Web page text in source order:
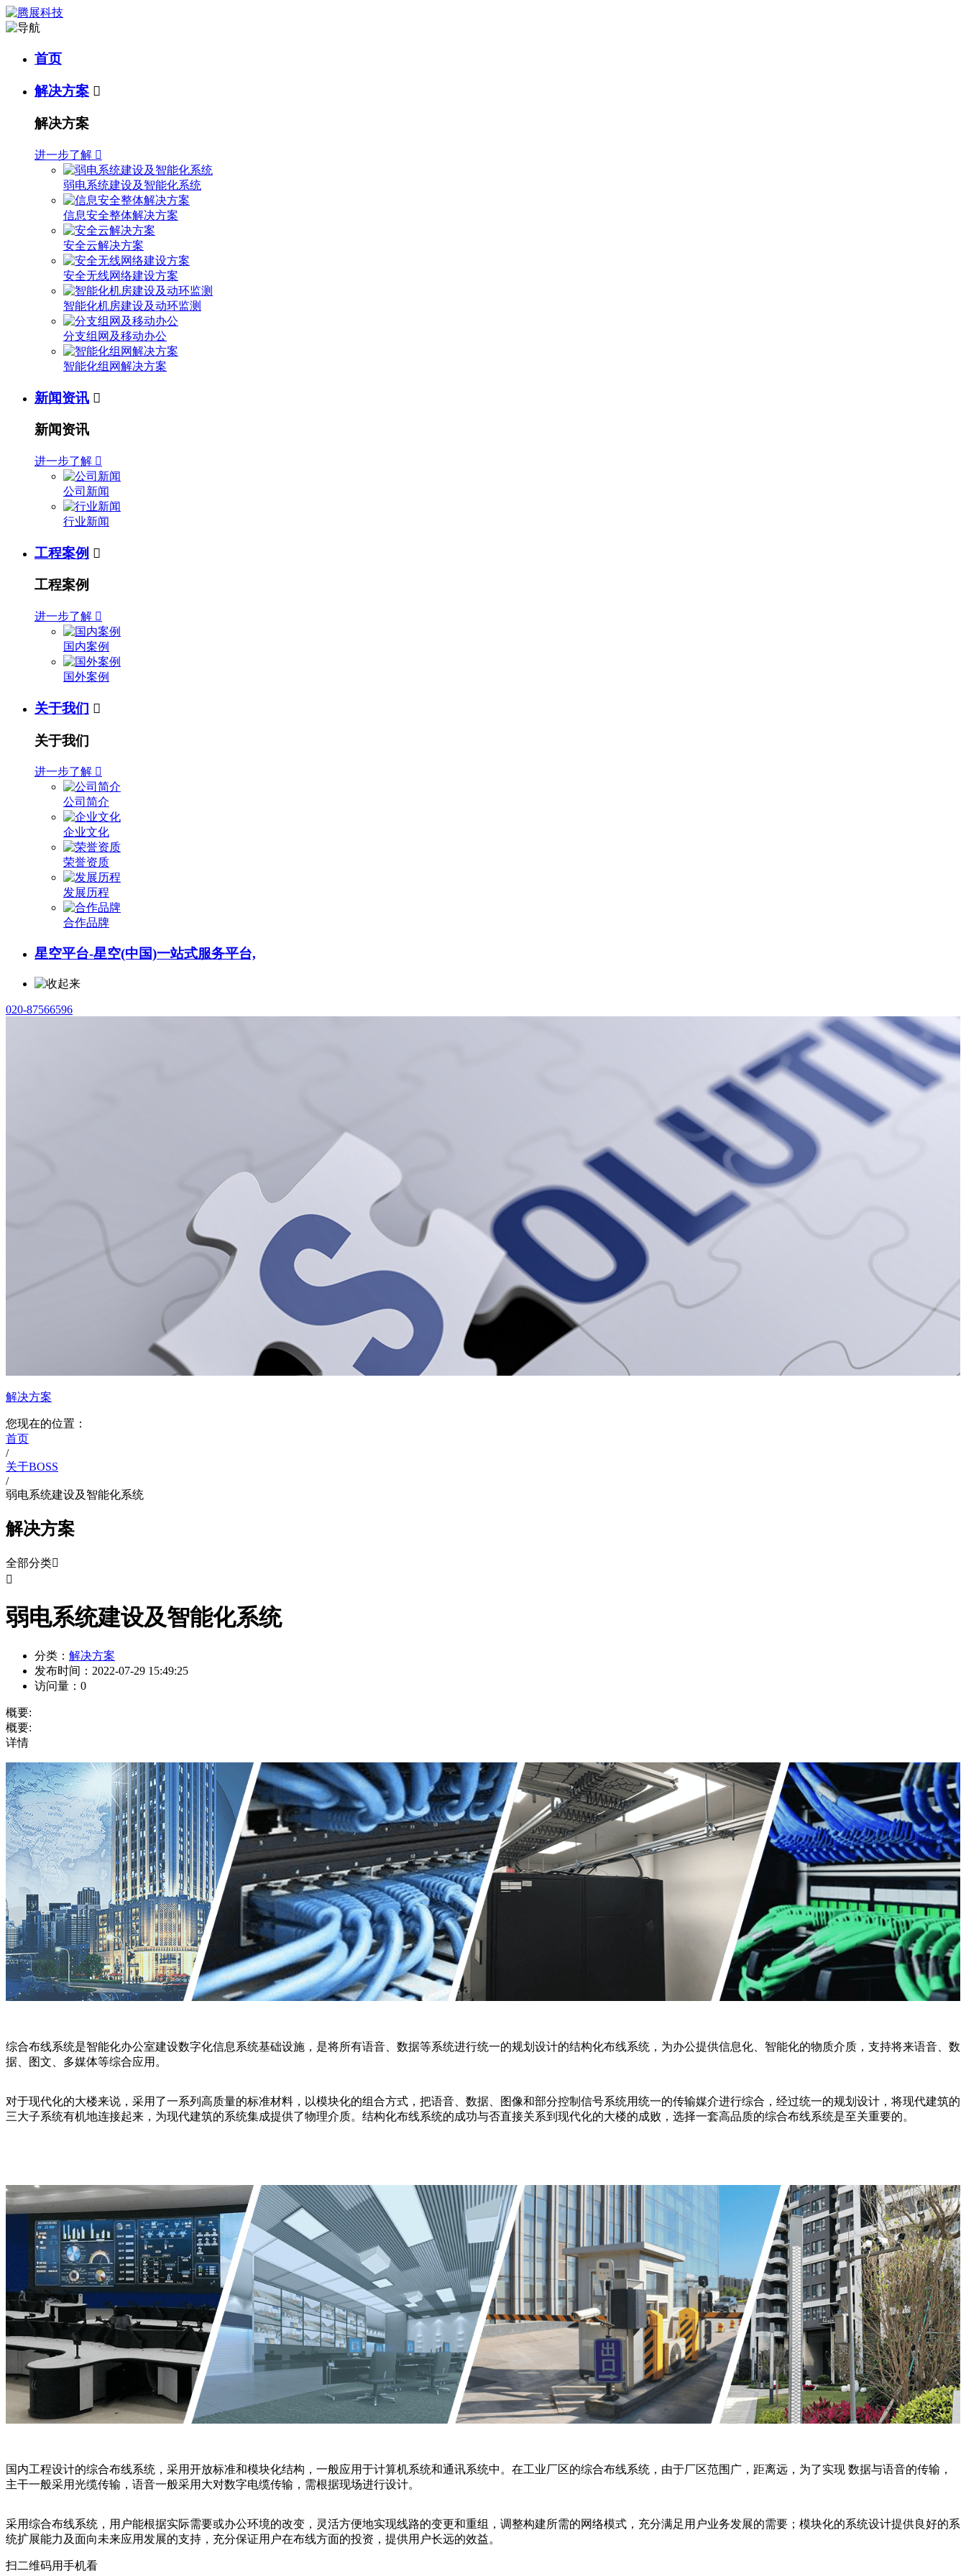
首页
解决方案 
解决方案
进一步了解 
弱电系统建设及智能化系统
信息安全整体解决方案
安全云解决方案
安全无线网络建设方案
智能化机房建设及动环监测
分支组网及移动办公
智能化组网解决方案
新闻资讯 
新闻资讯
进一步了解 
公司新闻
行业新闻
工程案例 
工程案例
进一步了解 
国内案例
国外案例
关于我们 
关于我们
进一步了解 
公司简介
企业文化
荣誉资质
发展历程
合作品牌
星空平台-星空(中国)一站式服务平台,
020-87566596
解决方案
您现在的位置：
首页
/
关于BOSS
/
弱电系统建设及智能化系统
解决方案
全部分类

弱电系统建设及智能化系统
分类： 解决方案
发布时间： 2022-07-29 15:49:25
访问量： 0
概要:
概要:
详情
综合布线系统是智能化办公室建设数字化信息系统基础设施，是将所有语音、数据等系统进行统一的规划设计的结构化布线系统，为办公提供信息化、智能化的物质介质，支持将来语音、数
据、图文、多媒体等综合应用。
对于现代化的大楼来说，采用了一系列高质量的标准材料，以模块化的组合方式，把语音、数据、图像和部分控制信号系统用统一的传输媒介进行综合，经过统一的规划设计，将现代建筑的
三大子系统有机地连接起来，为现代建筑的系统集成提供了物理介质。结构化布线系统的成功与否直接关系到现代化的大楼的成败，选择一套高品质的综合布线系统是至关重要的。
国内工程设计的综合布线系统，采用开放标准和模块化结构，一般应用于计算机系统和通讯系统中。在工业厂区的综合布线系统，由于厂区范围广，距离远，为了实现 数据与语音的传输，
主干一般采用光缆传输，语音一般采用大对数字电缆传输，需根据现场进行设计。
采用综合布线系统，用户能根据实际需要或办公环境的改变，灵活方便地实现线路的变更和重组，调整构建所需的网络模式，充分满足用户业务发展的需要；模块化的系统设计提供良好的系
统扩展能力及面向未来应用发展的支持，充分保证用户在布线方面的投资，提供用户长远的效益。
扫二维码用手机看